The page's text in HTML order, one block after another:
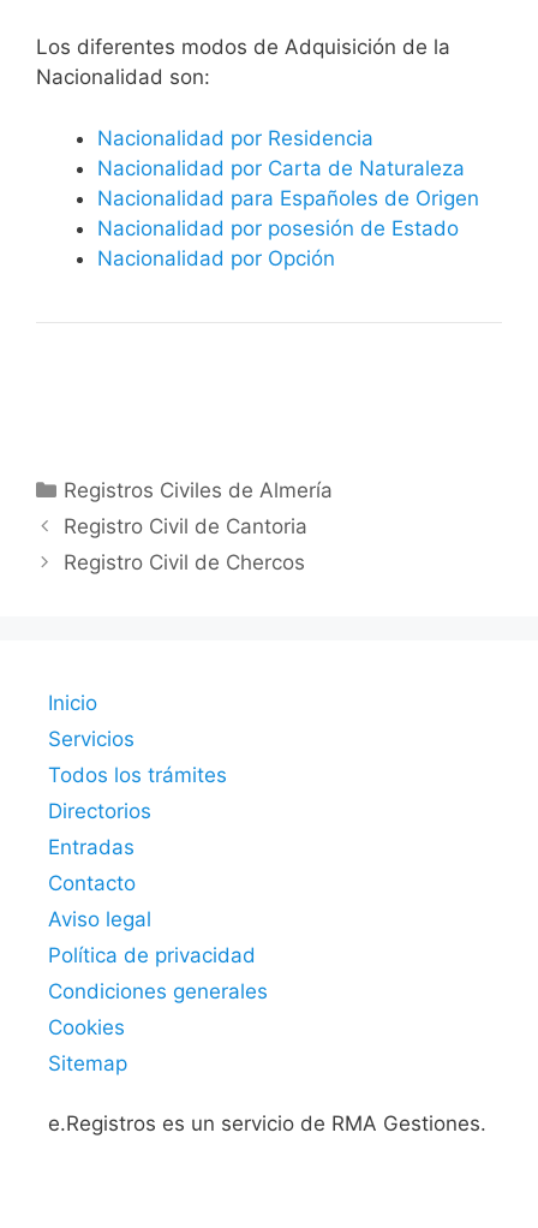
​​​Los diferentes modos de Adquisición de la
Nacionalidad son:
Nacionalidad por Residencia
Nacionalidad por Carta de Naturaleza
Nacionalidad para Españoles de Origen
Nacionalidad por posesión de Estado
Nacionalidad por Opción
Categorías
Registros Civiles de Almería
Registro Civil de Cantoria
Registro Civil de Chercos
Inicio
Servicios
Todos los trámites
Directorios
Entradas
Contacto
Aviso legal
Política de privacidad
Condiciones generales
Cookies
Sitemap
e.Registros es un servicio de RMA Gestiones.